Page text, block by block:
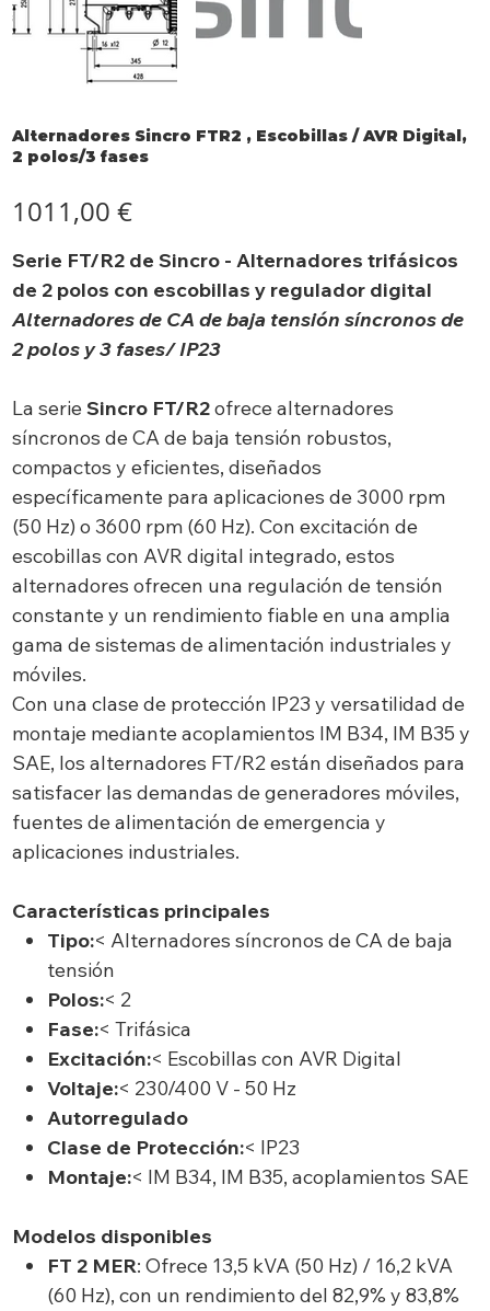
Alternadores Sincro FTR2 , Escobillas / AVR Digital,
2 polos/3 fases
1011,00 €
Serie FT/R2 de Sincro - Alternadores trifásicos
de 2 polos con escobillas y regulador digital
Alternadores de CA de baja tensión síncronos de
2 polos y 3 fases/ IP23
La serieSincro FT/R2ofrece alternadores
síncronos de CA de baja tensión robustos,
compactos y eficientes, diseñados
específicamente para aplicaciones de 3000 rpm
(50 Hz) o 3600 rpm (60 Hz). Con excitación de
escobillas con AVR digital integrado, estos
alternadores ofrecen una regulación de tensión
constante y un rendimiento fiable en una amplia
gama de sistemas de alimentación industriales y
móviles.
Con una clase de protección IP23 y versatilidad de
montaje mediante acoplamientos IM B34, IM B35 y
SAE, los alternadores FT/R2 están diseñados para
satisfacer las demandas de generadores móviles,
fuentes de alimentación de emergencia y
aplicaciones industriales.
Características principales
Tipo:< Alternadores síncronos de CA de baja
tensión
Polos:< 2
Fase:< Trifásica
Excitación:< Escobillas con AVR Digital
Voltaje:< 230/400 V - 50 Hz
Autorregulado
Clase de Protección:< IP23
Montaje:< IM B34, IM B35, acoplamientos SAE
Modelos disponibles
FT 2 MER: Ofrece 13,5 kVA (50 Hz) / 16,2 kVA
(60 Hz), con un rendimiento del 82,9% y 83,8%